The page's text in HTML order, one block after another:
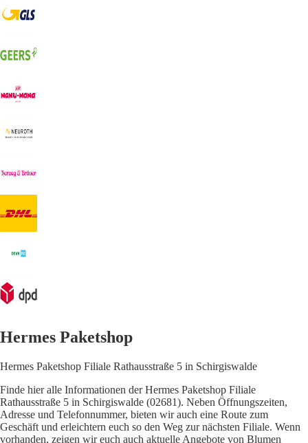
Hermes Paketshop
Hermes Paketshop Filiale Rathausstraße 5 in Schirgiswalde
Finde hier alle Informationen der Hermes Paketshop Filiale
Rathausstraße 5 in Schirgiswalde (02681). Neben Öffnungszeiten,
Adresse und Telefonnummer, bieten wir auch eine Route zum
Geschäft und erleichtern euch so den Weg zur nächsten Filiale. Wenn
vorhanden, zeigen wir euch auch aktuelle Angebote von Blumen